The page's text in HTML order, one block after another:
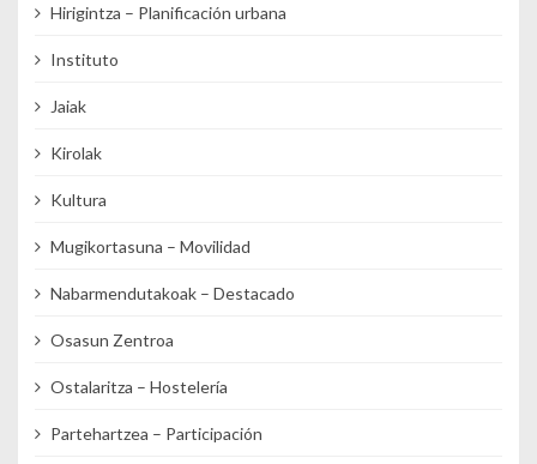
Hirigintza – Planificación urbana
Instituto
Jaiak
Kirolak
Kultura
Mugikortasuna – Movilidad
Nabarmendutakoak – Destacado
Osasun Zentroa
Ostalaritza – Hostelería
Partehartzea – Participación